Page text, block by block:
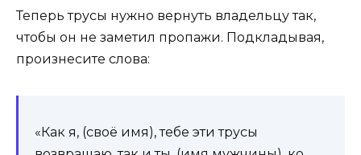
Теперь трусы нужно вернуть владельцу так,
чтобы он не заметил пропажи. Подкладывая,
произнесите слова:
«Как я, (своё имя), тебе эти трусы